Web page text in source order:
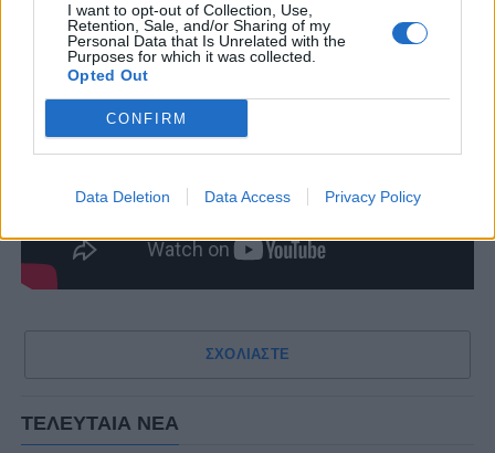
I want to opt-out of Collection, Use,
Retention, Sale, and/or Sharing of my
Personal Data that Is Unrelated with the
Purposes for which it was collected.
Opted Out
CONFIRM
Data Deletion Data Access Privacy Policy
ΣΧΟΛΙΑΣΤΕ
ΤΕΛΕΥΤΑΙΑ ΝΕΑ